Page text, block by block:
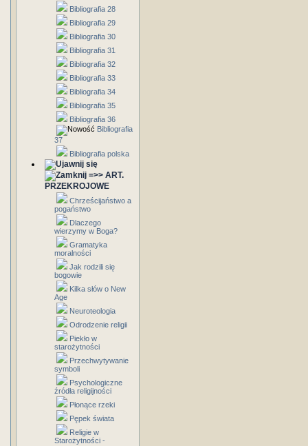
Bibliografia 28
Bibliografia 29
Bibliografia 30
Bibliografia 31
Bibliografia 32
Bibliografia 33
Bibliografia 34
Bibliografia 35
Bibliografia 36
Bibliografia
37
Bibliografia polska
=>> ART.
PRZEKROJOWE
Chrześcijaństwo a
pogaństwo
Dlaczego
wierzymy w Boga?
Gramatyka
moralności
Jak rodzili się
bogowie
Kilka słów o New
Age
Neuroteologia
Odrodzenie religii
Piekło w
starożytności
Przechwytywanie
symboli
Psychologiczne
źródła religijności
Płonące rzeki
Pępek świata
Religie w
Starożytności -